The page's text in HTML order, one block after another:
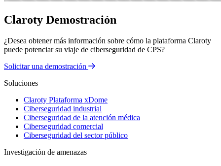
Claroty Demostración
¿Desea obtener más información sobre cómo la plataforma Claroty
puede potenciar su viaje de ciberseguridad de CPS?
Solicitar una demostración
Soluciones
Claroty Plataforma xDome
Ciberseguridad industrial
Ciberseguridad de la atención médica
Ciberseguridad comercial
Ciberseguridad del sector público
Investigación de amenazas